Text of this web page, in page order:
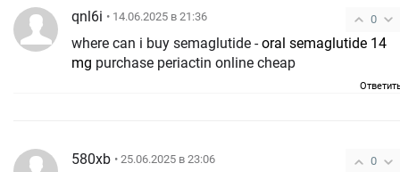
0
qnl6i • 14.06.2025 в 21:36
where can i buy semaglutide -oral semaglutide 14
mg purchase periactin online cheap
0
580xb • 25.06.2025 в 23:06